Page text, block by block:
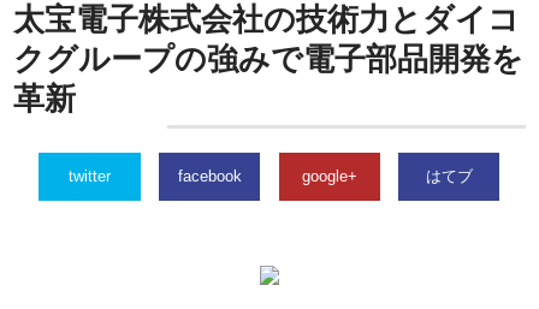
太宝電子株式会社の技術力とダイコ
クグループの強みで電子部品開発を
革新
twitter facebook google+ はてブ